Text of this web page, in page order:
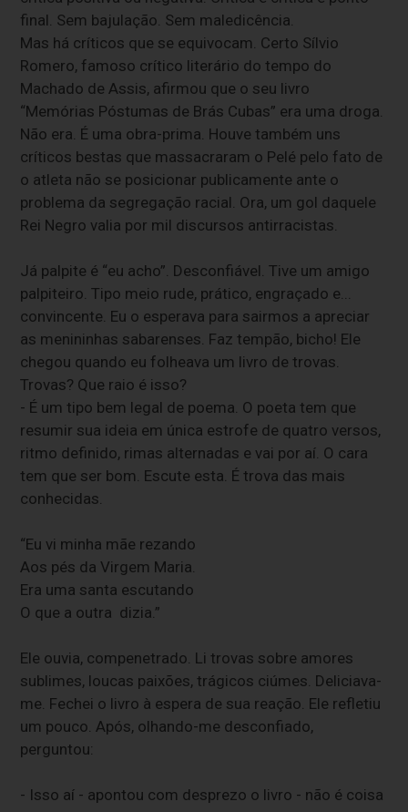
final. Sem bajulação. Sem maledicência.
Mas há críticos que se equivocam. Certo Sílvio
Romero, famoso crítico literário do tempo do
Machado de Assis, afirmou que o seu livro
“Memórias Póstumas de Brás Cubas” era uma droga.
Não era. É uma obra-prima. Houve também uns
críticos bestas que massacraram o Pelé pelo fato de
o atleta não se posicionar publicamente ante o
problema da segregação racial. Ora, um gol daquele
Rei Negro valia por mil discursos antirracistas.
Já palpite é “eu acho”. Desconfiável. Tive um amigo
palpiteiro. Tipo meio rude, prático, engraçado e...
convincente. Eu o esperava para sairmos a apreciar
as menininhas sabarenses. Faz tempão, bicho! Ele
chegou quando eu folheava um livro de trovas.
Trovas? Que raio é isso?
- É um tipo bem legal de poema. O poeta tem que
resumir sua ideia em única estrofe de quatro versos,
ritmo definido, rimas alternadas e vai por aí. O cara
tem que ser bom. Escute esta. É trova das mais
conhecidas.
“Eu vi minha mãe rezando
Aos pés da Virgem Maria.
Era uma santa escutando
O que a outra dizia.”
Ele ouvia, compenetrado. Li trovas sobre amores
sublimes, loucas paixões, trágicos ciúmes. Deliciava-
me. Fechei o livro à espera de sua reação. Ele refletiu
um pouco. Após, olhando-me desconfiado,
perguntou:
- Isso aí - apontou com desprezo o livro - não é coisa